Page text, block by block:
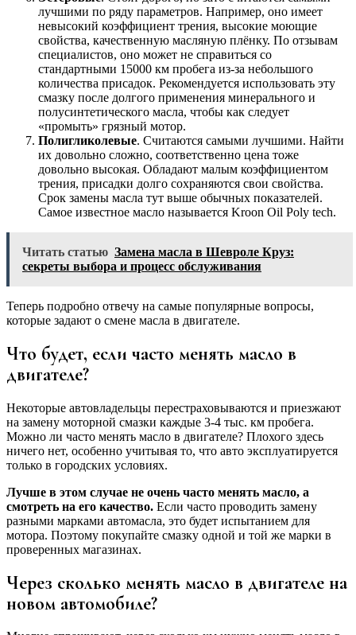
лучшими по ряду параметров. Например, оно имеет
невысокий коэффициент трения, высокие моющие
свойства, качественную масляную плёнку. По отзывам
специалистов, оно может не справиться со
стандартными 15000 км пробега из-за небольшого
количества присадок. Рекомендуется использовать эту
смазку после долгого применения минерального и
полусинтетического масла, чтобы как следует
«промыть» грязный мотор.
Полигликолевые. Считаются самыми лучшими. Найти
их довольно сложно, соответственно цена тоже
довольно высокая. Обладают малым коэффициентом
трения, присадки долго сохраняются свои свойства.
Срок замены масла тут выше обычных показателей.
Самое известное масло называется Kroon Oil Poly tech.
Читать статью Замена масла в Шевроле Круз:
секреты выбора и процесс обслуживания
Теперь подробно отвечу на самые популярные вопросы,
которые задают о смене масла в двигателе.
Что будет, если часто менять масло в
двигателе?
Некоторые автовладельцы перестраховываются и приезжают
на замену моторной смазки каждые 3-4 тыс. км пробега.
Можно ли часто менять масло в двигателе? Плохого здесь
ничего нет, особенно учитывая то, что авто эксплуатируется
только в городских условиях.
Лучше в этом случае не очень часто менять масло, а
смотреть на его качество. Если часто проводить замену
разными марками автомасла, это будет испытанием для
мотора. Поэтому покупайте смазку одной и той же марки в
проверенных магазинах.
Через сколько менять масло в двигателе на
новом автомобиле?